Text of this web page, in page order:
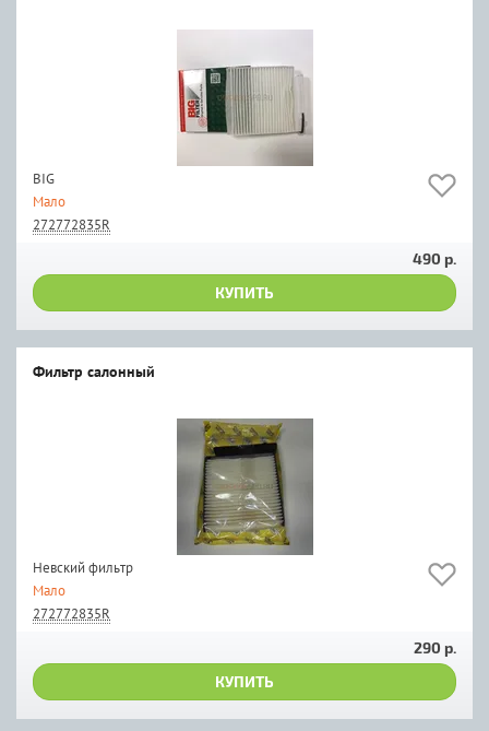
BIG
Мало
272772835R
490 р.
КУПИТЬ
Фильтр салонный
Невский фильтр
Мало
272772835R
290 р.
КУПИТЬ